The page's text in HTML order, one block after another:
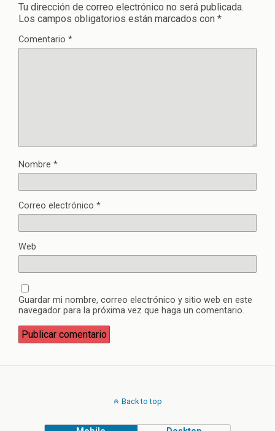
Tu dirección de correo electrónico no será publicada.
Los campos obligatorios están marcados con *
Comentario *
Nombre *
Correo electrónico *
Web
Guardar mi nombre, correo electrónico y sitio web en este
navegador para la próxima vez que haga un comentario.
Back to top